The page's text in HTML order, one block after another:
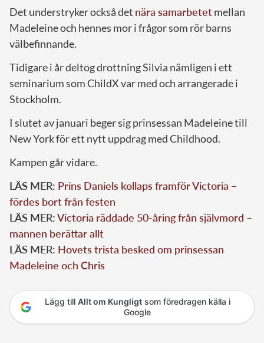
Det understryker också det nära samarbetetmellan
Madeleine och hennes mor i frågor som rör barns
välbefinnande.
Tidigare i år deltog drottning Silvia nämligen i ett
seminarium som ChildX var med och arrangerade i
Stockholm.
I slutet av januari beger sig prinsessan Madeleine till
New York för ett nytt uppdrag med Childhood.
Kampen går vidare.
LÄS MER: Prins Daniels kollaps framför Victoria –
fördes bort från festen
LÄS MER:Victoria räddade 50-åring från självmord –
mannen berättar allt
LÄS MER: Hovets trista besked om prinsessan
Madeleine och Chris
Lägg till Allt om Kungligtsom föredragen källa i
Google